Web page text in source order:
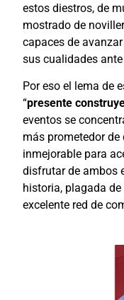
estos diestros, de
mostrado de
capaces de
sus cualidades
Por eso el lema de
“presente
eventos se
más prometedor de
inmejorable para
disfrutar de ambos
historia, plagada
excelente red de